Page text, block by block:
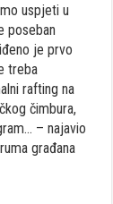
uspjeti u
poseban
je prvo
treba
rafting na
čimbura,
– najavio
građana